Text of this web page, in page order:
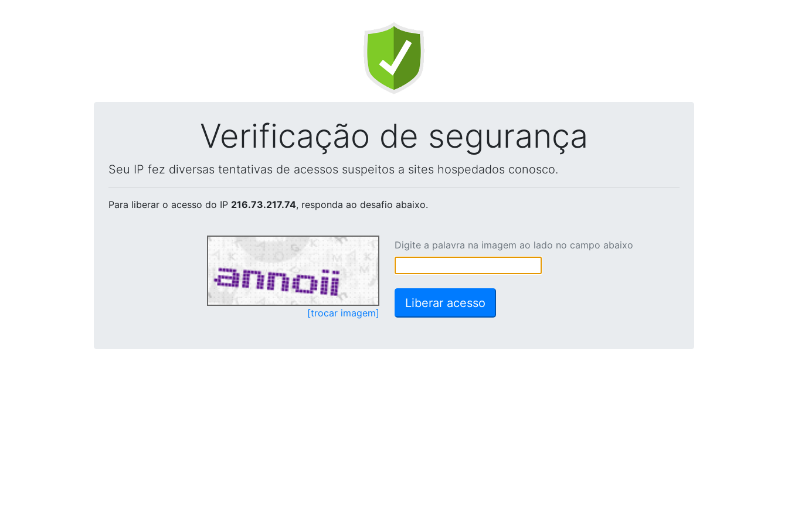
Verificação de segurança
Seu IP fez diversas tentativas de acessos suspeitos a sites hospedados conosco.
Para liberar o acesso do IP 216.73.217.74, responda ao desafio abaixo.
[trocar imagem]
Digite a palavra na imagem ao lado no campo abaixo